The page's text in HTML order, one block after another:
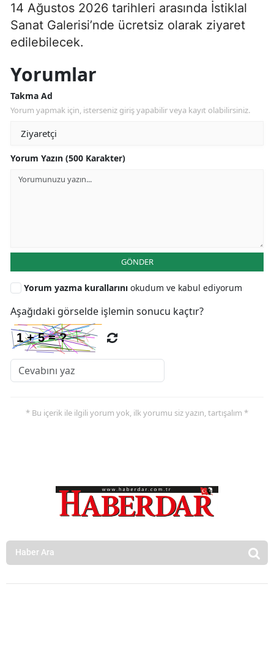
14 Ağustos 2026 tarihleri arasında İstiklal
Sanat Galerisi’nde ücretsiz olarak ziyaret
edilebilecek.
Yorumlar
Takma Ad
Yorum yapmak için, isterseniz giriş yapabilir veya kayıt olabilirsiniz.
Yorum Yazın (500 Karakter)
GÖNDER
Yorum yazma kurallarını okudum ve kabul ediyorum
Aşağıdaki görselde işlemin sonucu kaçtır?
* Bu içerik ile ilgili yorum yok, ilk yorumu siz yazın, tartışalım *